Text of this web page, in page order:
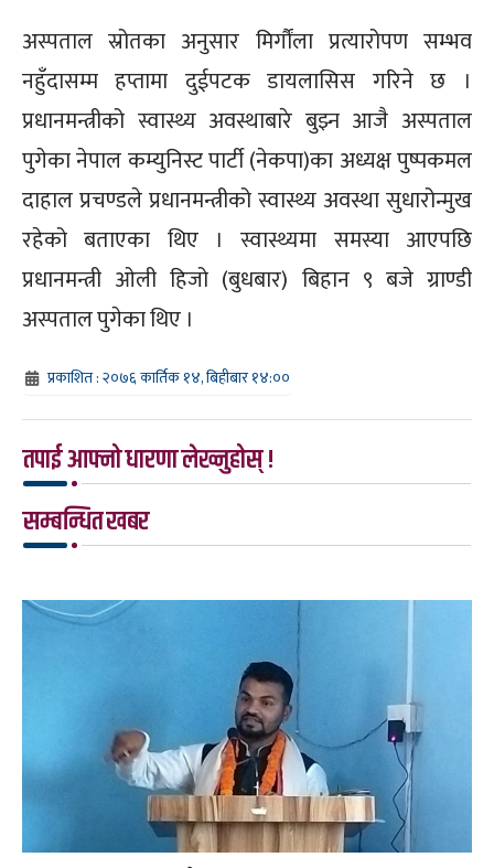
अस्पताल स्रोतका अनुसार मिर्गौंला प्रत्यारोपण सम्भव
नहुँदासम्म हप्तामा दुईपटक डायलासिस गरिने छ ।
प्रधानमन्त्रीको स्वास्थ्य अवस्थाबारे बुझ्न आजै अस्पताल
पुगेका नेपाल कम्युनिस्ट पार्टी (नेकपा)का अध्यक्ष पुष्पकमल
दाहाल प्रचण्डले प्रधानमन्त्रीको स्वास्थ्य अवस्था सुधारोन्मुख
रहेको बताएका थिए । स्वास्थ्यमा समस्या आएपछि
प्रधानमन्त्री ओली हिजो (बुधबार) बिहान ९ बजे ग्राण्डी
अस्पताल पुगेका थि‍ए ।
प्रकाशित : २०७६ कार्तिक १४, बिहीबार १४:००
तपाई आफ्नो धारणा लेख्नुहोस् !
सम्बन्धित खबर